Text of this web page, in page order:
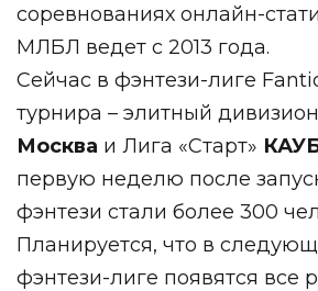
соревнованиях онлайн-
МЛБЛ ведет с 2013 года.
Сейчас в фэнтези-лиге
турнира – элитный дивизион
Москва и Лига «Старт»
первую неделю после
фэнтези стали более 300
Планируется, что в
фэнтези-лиге появятся все